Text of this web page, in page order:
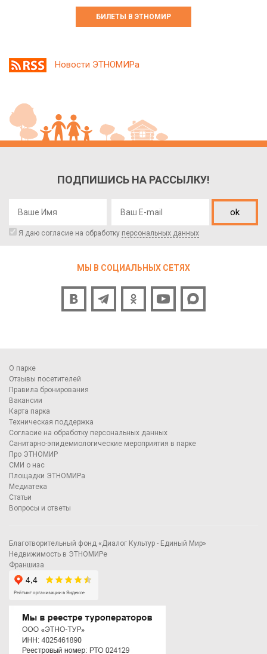
БИЛЕТЫ В ЭТНОМИР
Новости ЭТНОМИРа
ПОДПИШИСЬ НА РАССЫЛКУ!
ok
Я даю согласие на обработку персональных данных
МЫ В СОЦИАЛЬНЫХ СЕТЯХ
О парке
Отзывы посетителей
Правила бронирования
Вакансии
Карта парка
Техническая поддержка
Согласие на обработку персональных данных
Санитарно-эпидемиологические мероприятия в парке
Про ЭТНОМИР
СМИ о нас
Площадки ЭТНОМИРа
Медиатека
Статьи
Вопросы и ответы
Благотворительный фонд «Диалог Культур - Единый Мир»
Недвижимость в ЭТНОМИРе
Франшиза